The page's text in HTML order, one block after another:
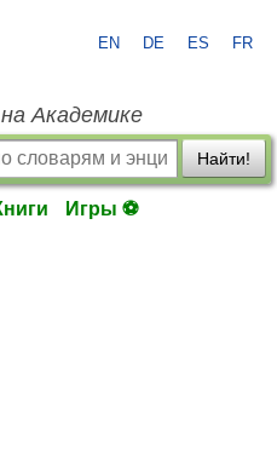
EN DE ES FR
Академике
Найти!
Игры ⚽